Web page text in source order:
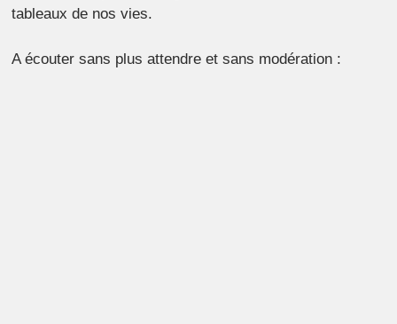
tableaux de nos vies.
A écouter sans plus attendre et sans modération :